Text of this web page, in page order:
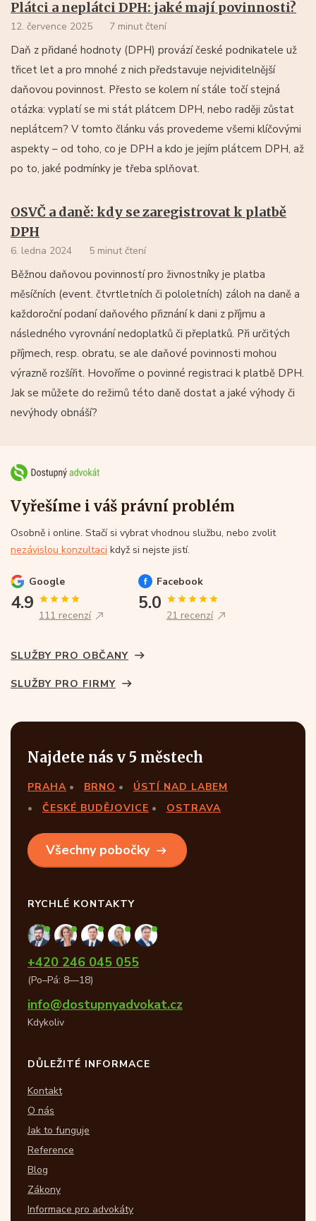
Plátci a neplátci DPH: jaké mají povinnosti?
12. července 2025 7 minut čtení
Daň z přidané hodnoty (DPH) provází české podnikatele už
třicet let a pro mnohé z nich představuje nejviditelnější
daňovou povinnost. Přesto se kolem ní stále točí stejná
otázka: vyplatí se mi stát plátcem DPH, nebo raději zůstat
neplátcem? V tomto článku vás provedeme všemi klíčovými
aspekty – od toho, co je DPH a kdo je jejím plátcem DPH, až
po to, jaké podmínky je třeba splňovat.
OSVČ a daně: kdy se zaregistrovat k platbě
DPH
6. ledna 2024 5 minut čtení
Běžnou daňovou povinností pro živnostníky je platba
měsíčních (event. čtvrtletních či pololetních) záloh na daně a
každoroční podaní daňového přiznání k dani z příjmu a
následného vyrovnání nedoplatků či přeplatků. Při určitých
příjmech, resp. obratu, se ale daňové povinnosti mohou
výrazně rozšířit. Hovoříme o povinné registraci k platbě DPH.
Jak se můžete do režimů této daně dostat a jaké výhody či
nevýhody obnáší?
Vyřešíme i váš právní problém
Osobně i online. Stačí si vybrat vhodnou službu, nebo zvolit
nezávislou konzultaci když si nejste jistí.
Google
4.9
111 recenzí
Facebook
5.0
21 recenzí
SLUŽBY PRO OBČANY
SLUŽBY PRO FIRMY
Najdete nás v 5 městech
PRAHA BRNO
ÚSTÍ NAD LABEM
ČESKÉ BUDĚJOVICE
OSTRAVA
Všechny pobočky
RYCHLÉ KONTAKTY
+420 246 045 055
(Po–Pá: 8—18)
info@dostupnyadvokat.cz
Kdykoliv
DŮLEŽITÉ INFORMACE
Kontakt
O nás
Jak to funguje
Reference
Blog
Zákony
Informace pro advokáty